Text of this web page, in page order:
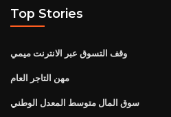
Top Stories
وقف التسوق عبر الانترنت ميمي
مهن التاجر العام
سوق المال متوسط ​​المعدل الوطني